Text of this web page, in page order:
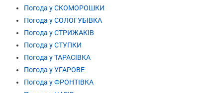
Погода у СКОМОРОШКИ
Погода у СОЛОГУБІВКА
Погода у СТРИЖАКІВ
Погода у СТУПКИ
Погода у ТАРАСІВКА
Погода у УГАРОВЕ
Погода у ФРОНТІВКА